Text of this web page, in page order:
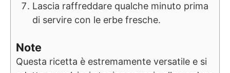
Lascia raffreddare qualche minuto prima
di servire con le erbe fresche.
Note
Questa ricetta è estremamente versatile e si